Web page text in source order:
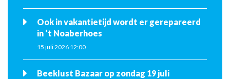
Ook in vakantietijd wordt er gerepareerd
in ‘t Noaberhoes
15 juli 2026 12:00
Beeklust Bazaar op zondag 19 juli